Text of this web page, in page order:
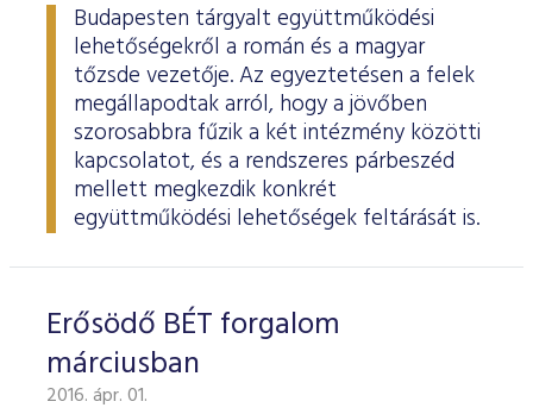
Budapesten tárgyalt együttműködési
lehetőségekről a román és a magyar
tőzsde vezetője. Az egyeztetésen a felek
megállapodtak arról, hogy a jövőben
szorosabbra fűzik a két intézmény közötti
kapcsolatot, és a rendszeres párbeszéd
mellett megkezdik konkrét
együttműködési lehetőségek feltárását is.
Erősödő BÉT forgalom
márciusban
2016. ápr. 01.